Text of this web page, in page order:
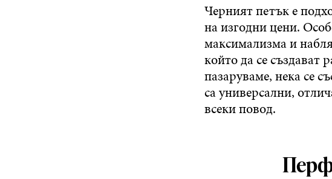
Черният петък е
на изгодни цени.
максимализма и
който да се създават
пазаруваме, нека се
са универсални,
всеки повод.